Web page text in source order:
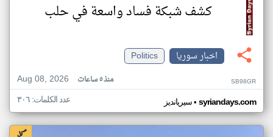
كشف شبكة فساد واسعة في حلب
اخبار سوريا
Politics
Aug 08, 2026
منذ ٥ ساعات SB98GR
سيريانديز• syriandays.com عدد الكلمات: ٣٠٦